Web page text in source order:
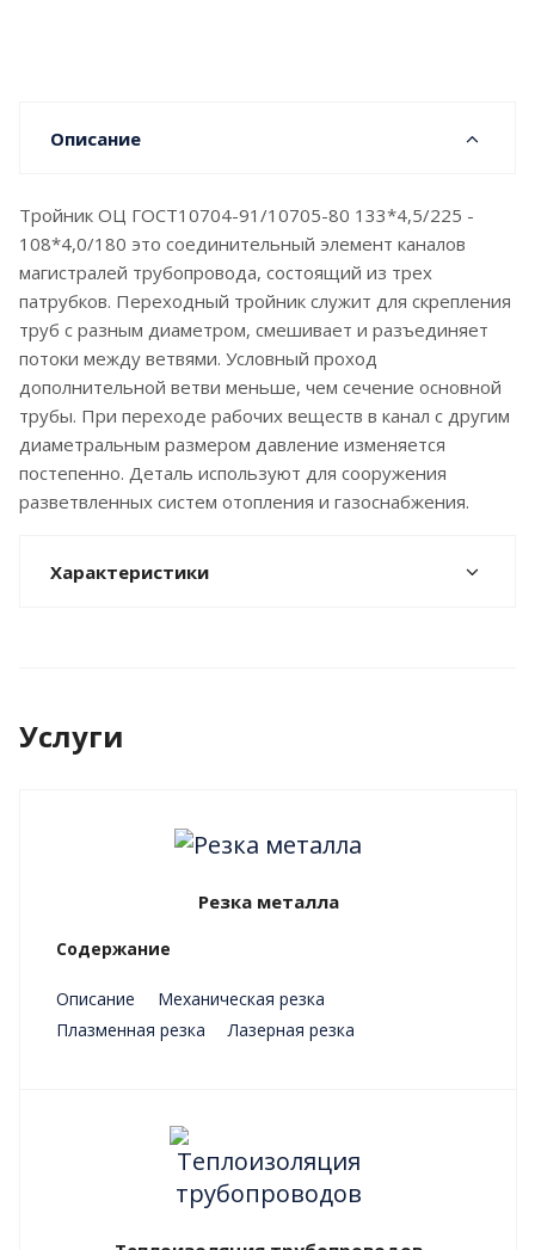
Описание
Тройник ОЦ ГОСТ10704-91/10705-80 133*4,5/225 -
108*4,0/180 это соединительный элемент каналов
магистралей трубопровода, состоящий из трех
патрубков. Переходный тройник служит для скрепления
труб с разным диаметром, смешивает и разъединяет
потоки между ветвями. Условный проход
дополнительной ветви меньше, чем сечение основной
трубы. При переходе рабочих веществ в канал с другим
диаметральным размером давление изменяется
постепенно. Деталь используют для сооружения
разветвленных систем отопления и газоснабжения.
Характеристики
Услуги
Резка металла
Содержание
Описание
Механическая резка
Плазменная резка
Лазерная резка